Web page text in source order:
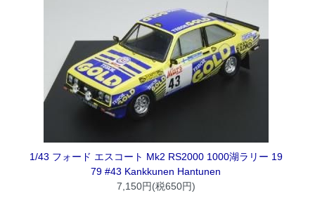
1/43 フォード エスコート Mk2 RS2000 1000湖ラリー 19
79 #43 Kankkunen Hantunen
7,150円(税650円)